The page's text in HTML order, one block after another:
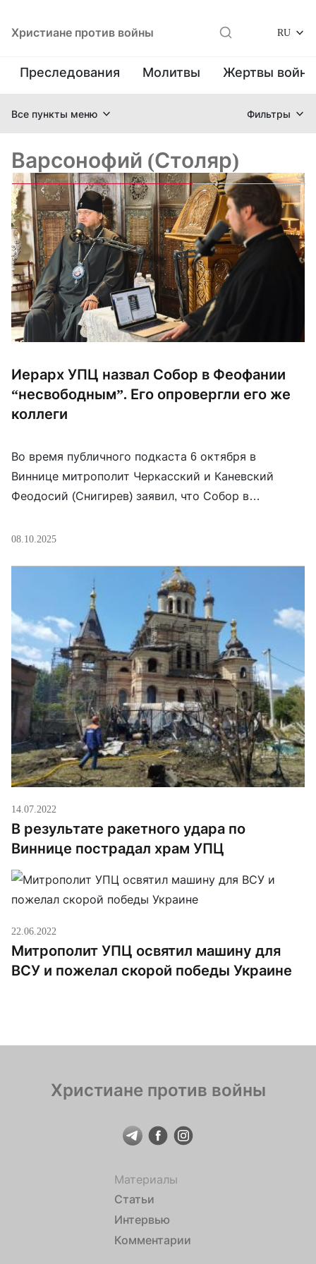
Христиане против войны RU
Преследования Молитвы Жертвы
Все пункты меню Фильтры
Варсонофий (Столяр)
Иерарх УПЦ назвал Собор в Феофании
“несвободным”. Его опровергли его же
коллеги
Во время публичного подкаста 6 октября в
Виннице митрополит Черкасский и Каневский
Феодосий (Снигирев) заявил, что Собор в
независимость Украинской православной церкви и
его словам, это было “Собор с дулом пистолета у
виска”, который “не может принимать эпохальные
решени”. Однако сразу несколько архиереев […]
08.10.2025
14.07.2022
В результате ракетного удара по
Виннице пострадал храм УПЦ
22.06.2022
Митрополит УПЦ освятил машину для
ВСУ и пожелал скорой победы Украине
Христиане против войны
Материалы
Статьи
Интервью
Комментарии